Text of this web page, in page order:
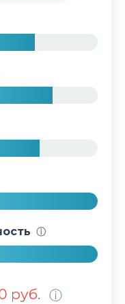
1
%
ⓘ
1
руб. ⓘ